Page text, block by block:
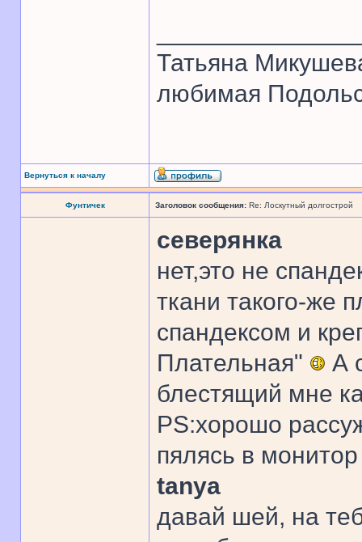
Татьяна
любимая
Вернуться к началу
Фунтичек Заголовок сообщения: Re: Лоскутный долгострой
северянка
нет,это не
ткани такого-же
спандексом и
Плательная"
А
блестящий мне
PS:хорошо
пялясь в
tanya
давай шей, на